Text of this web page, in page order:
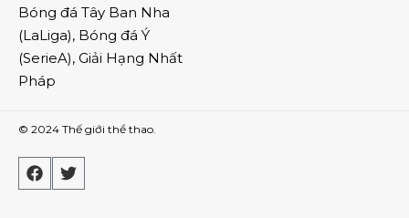
Bóng đá Tây Ban Nha
(LaLiga), Bóng đá Ý
(SerieA), Giải Hạng Nhất
Pháp
© 2024 Thế giới thể thao.